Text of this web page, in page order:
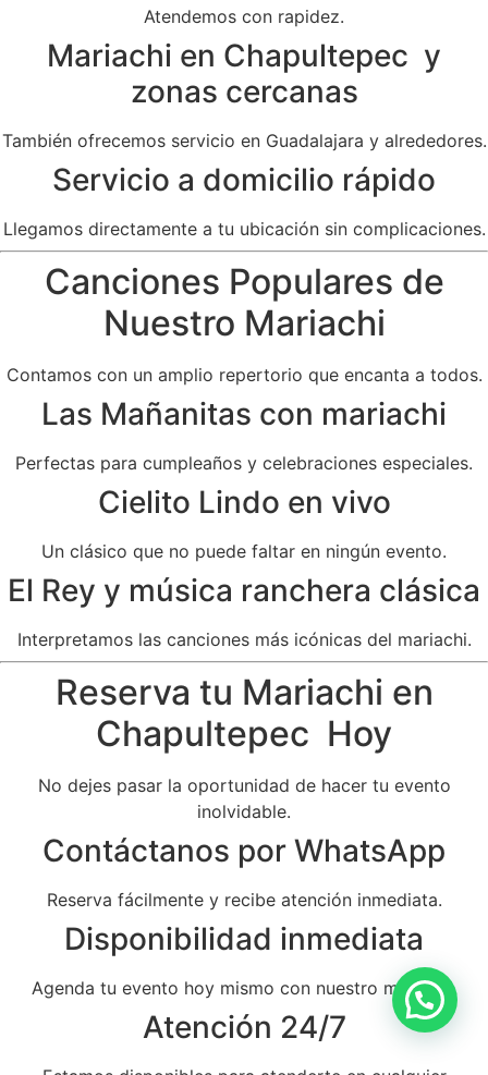
Atendemos con rapidez.
Mariachi en Chapultepec y
zonas cercanas
También ofrecemos servicio en Guadalajara y alrededores.
Servicio a domicilio rápido
Llegamos directamente a tu ubicación sin complicaciones.
Canciones Populares de
Nuestro Mariachi
Contamos con un amplio repertorio que encanta a todos.
Las Mañanitas con mariachi
Perfectas para cumpleaños y celebraciones especiales.
Cielito Lindo en vivo
Un clásico que no puede faltar en ningún evento.
El Rey y música ranchera clásica
Interpretamos las canciones más icónicas del mariachi.
Reserva tu Mariachi en
Chapultepec Hoy
No dejes pasar la oportunidad de hacer tu evento
inolvidable.
Contáctanos por WhatsApp
Reserva fácilmente y recibe atención inmediata.
Disponibilidad inmediata
Agenda tu evento hoy mismo con nuestro mariachi.
Atención 24/7